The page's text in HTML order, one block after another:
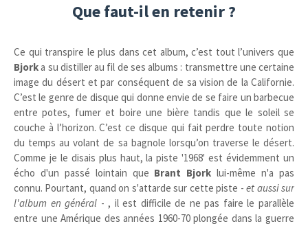
Que faut-il en retenir ?
Ce qui transpire le plus dans cet album, c’est tout l’univers que
Bjorka su distiller au fil de ses albums : transmettre une certaine
image du désert et par conséquent de sa vision de la Californie.
C’est le genre de disque qui donne envie de se faire un barbecue
entre potes, fumer et boire une bière tandis que le soleil se
couche à l’horizon. C’est ce disque qui fait perdre toute notion
du temps au volant de sa bagnole lorsqu’on traverse le désert.
Comme je le disais plus haut, la piste '1968' est évidemment un
écho d'un passé lointain que Brant Bjork lui-même n'a pas
connu. Pourtant, quand on s'attarde sur cette piste -et aussi sur
l'album en général - , il est difficile de ne pas faire le parallèle
entre une Amérique des années 1960-70 plongée dans la guerre